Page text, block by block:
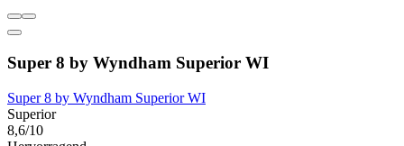
Super 8 by Wyndham Superior WI
Super 8 by Wyndham Superior WI
Superior
8,6/10